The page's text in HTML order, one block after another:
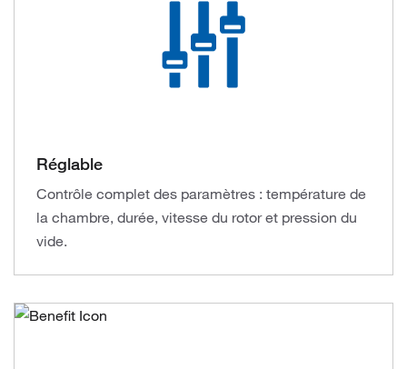
Réglable
Contrôle complet des paramètres : température de
la chambre, durée, vitesse du rotor et pression du
vide.